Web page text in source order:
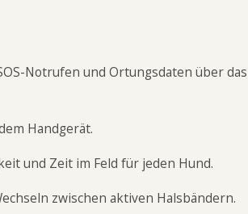
Notrufen und Ortungsdaten über das
Handgerät.
und Zeit im Feld für jeden Hund.
zwischen aktiven Halsbändern.